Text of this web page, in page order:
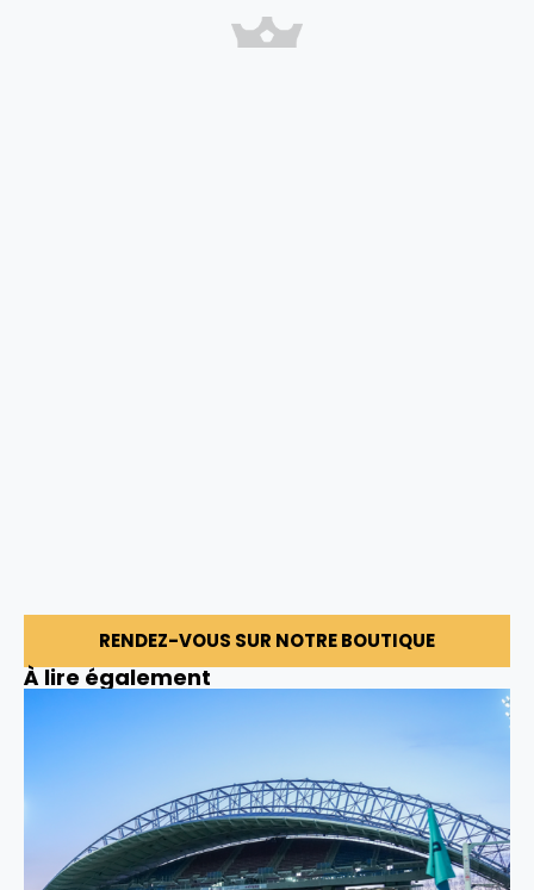
RENDEZ-VOUS SUR NOTRE BOUTIQUE
À lire également